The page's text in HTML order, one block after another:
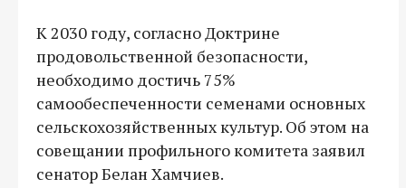
К 2030 году, согласно Доктрине
продовольственной безопасности,
необходимо достичь 75%
самообеспеченности семенами основных
сельскохозяйственных культур. Об этом на
совещании профильного комитета заявил
сенатор Белан Хамчиев.